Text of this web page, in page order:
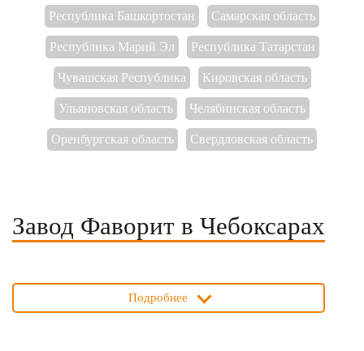
Республика Башкортостан Самарская область
Республика Марий Эл Республика Татарстан
Чувашская Республика Кировская область
Ульяновская область Челябинская область
Оренбургская область Свердловская область
Завод Фаворит в Чебоксарах
Подробнее